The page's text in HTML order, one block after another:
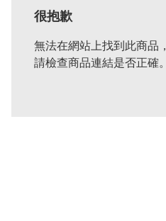
很抱歉
無法在網站上找到此商品
請檢查商品連結是否正確。